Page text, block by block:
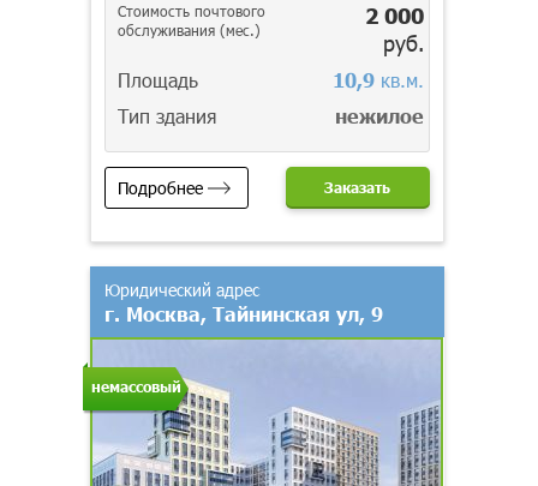
Стоимость почтового
обслуживания (мес.)
2 000
руб.
Площадь 10,9кв.м.
Тип здания
нежилое
Подробнее Заказать
немассовый
Юридический адрес
г. Москва, Тайнинская ул, 9